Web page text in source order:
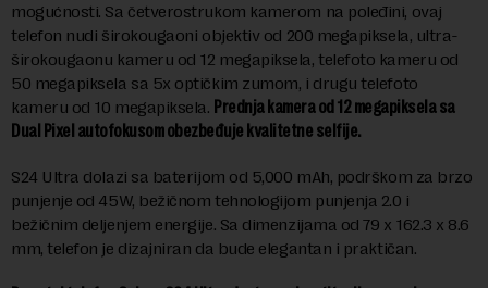
mogućnosti. Sa četverostrukom kamerom na poleđini, ovaj
telefon nudi širokougaoni objektiv od 200 megapiksela, ultra-
širokougaonu kameru od 12 megapiksela, telefoto kameru od
50 megapiksela sa 5x optičkim zumom, i drugu telefoto
kameru od 10 megapiksela. Prednja kamera od 12 megapiksela sa
Dual Pixel autofokusom obezbeđuje kvalitetne selfije.
S24 Ultra dolazi sa baterijom od 5,000 mAh, podrškom za brzo
punjenje od 45W, bežičnom tehnologijom punjenja 2.0 i
bežičnim deljenjem energije. Sa dimenzijama od 79 x 162.3 x 8.6
mm, telefon je dizajniran da bude elegantan i praktičan.